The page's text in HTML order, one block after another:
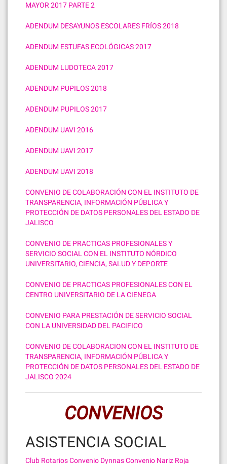
MAYOR 2017 PARTE 2
ADENDUM DESAYUNOS ESCOLARES FRÍOS 2018
ADENDUM ESTUFAS ECOLÓGICAS 2017
ADENDUM LUDOTECA 2017
ADENDUM PUPILOS 2018
ADENDUM PUPILOS 2017
ADENDUM UAVI 2016
ADENDUM UAVI 2017
ADENDUM UAVI 2018
CONVENIO DE COLABORACIÓN CON EL INSTITUTO DE
TRANSPARENCIA, INFORMACIÓN PÚBLICA Y
PROTECCIÓN DE DATOS PERSONALES DEL ESTADO DE
JALISCO
CONVENIO DE PRACTICAS PROFESIONALES Y
SERVICIO SOCIAL CON EL INSTITUTO NÓRDICO
UNIVERSITARIO, CIENCIA, SALUD Y DEPORTE
CONVENIO DE PRACTICAS PROFESIONALES CON EL
CENTRO UNIVERSITARIO DE LA CIENEGA
CONVENIO PARA PRESTACIÓN DE SERVICIO SOCIAL
CON LA UNIVERSIDAD DEL PACIFICO
CONVENIO DE COLABORACION CON EL INSTITUTO DE
TRANSPARENCIA, INFORMACIÓN PÚBLICA Y
PROTECCIÓN DE DATOS PERSONALES DEL ESTADO DE
JALISCO 2024
CONVENIOS
ASISTENCIA SOCIAL
Club RotariosConvenio DynnasConvenio Nariz Roja